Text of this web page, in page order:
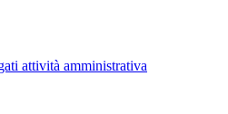
attività amministrativa